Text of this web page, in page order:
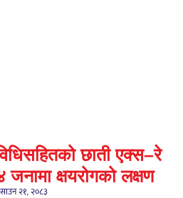
छाती एक्स–रे
जनामा क्षयरोगको लक्षण
साउन २१, २०८३